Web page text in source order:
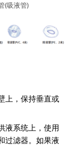
(吸液管)
上，保持垂直或
液系统上，使用
过滤器。如果液